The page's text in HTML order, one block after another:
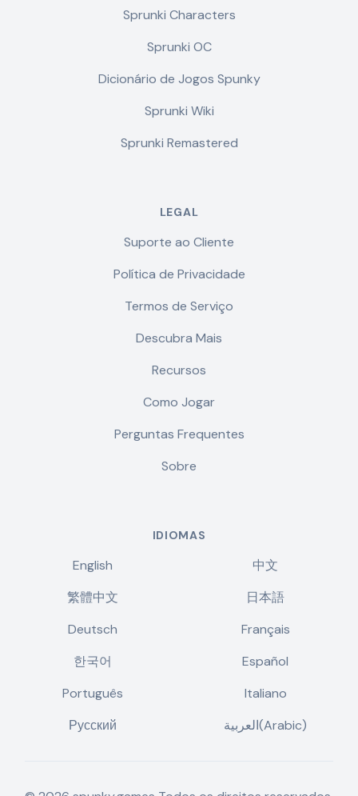
Sprunki Characters
Sprunki OC
Dicionário de Jogos Spunky
Sprunki Wiki
Sprunki Remastered
LEGAL
Suporte ao Cliente
Política de Privacidade
Termos de Serviço
Descubra Mais
Recursos
Como Jogar
Perguntas Frequentes
Sobre
IDIOMAS
English
中文
繁體中文
日本語
Deutsch
Français
한국어
Español
Português
Italiano
Русский
العربية(Arabic)